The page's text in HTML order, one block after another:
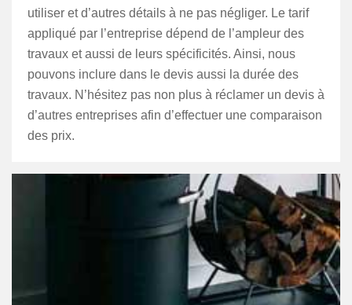
utiliser et d’autres détails à ne pas négliger. Le tarif
appliqué par l’entreprise dépend de l’ampleur des
travaux et aussi de leurs spécificités. Ainsi, nous
pouvons inclure dans le devis aussi la durée des
travaux. N’hésitez pas non plus à réclamer un devis à
d’autres entreprises afin d’effectuer une comparaison
des prix.